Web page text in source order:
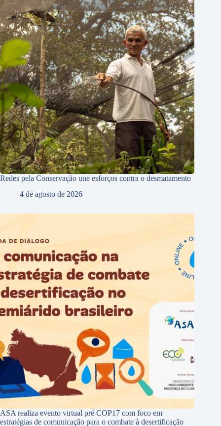
Redes pela Conservação une esforços contra o desmatamento
4 de agosto de 2026
ASA realiza evento virtual pré COP17 com foco em
estratégias de comunicação para o combate à desertificação